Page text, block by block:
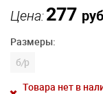
Цена:277 руб
Размеры:
б/р
Товара нет в